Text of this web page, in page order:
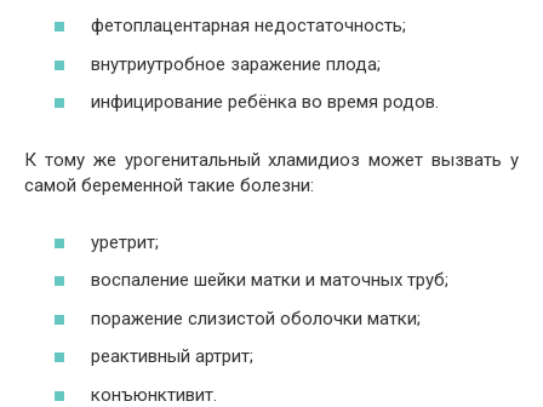
фетоплацентарная недостаточность;
внутриутробное заражение плода;
инфицирование ребёнка во время родов.
К тому же урогенитальный хламидиоз может вызвать у
самой беременной такие болезни:
уретрит;
воспаление шейки матки и маточных труб;
поражение слизистой оболочки матки;
реактивный артрит;
конъюнктивит.